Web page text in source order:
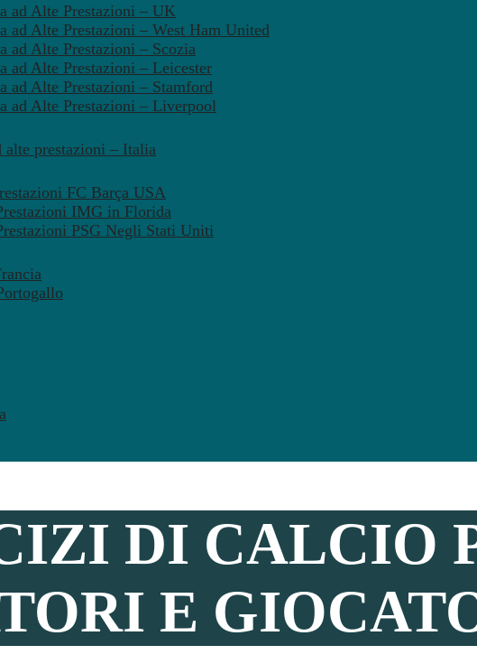
ad Alte Prestazioni – UK
ad Alte Prestazioni – West Ham United
ad Alte Prestazioni – Scozia
ad Alte Prestazioni – Leicester
ad Alte Prestazioni – Stamford
ad Alte Prestazioni – Liverpool
alte prestazioni – Italia
FC Barça USA
IMG in Florida
PSG Negli Stati Uniti
DI CALCIO
E